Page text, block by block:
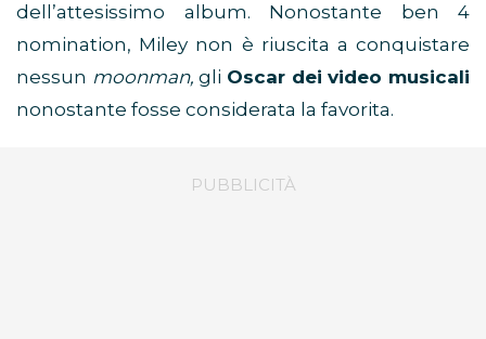
dell’attesissimo album. Nonostante ben 4
nomination, Miley non è riuscita a conquistare
nessun moonman,gli Oscar dei video musicali
nonostante fosse considerata la favorita.